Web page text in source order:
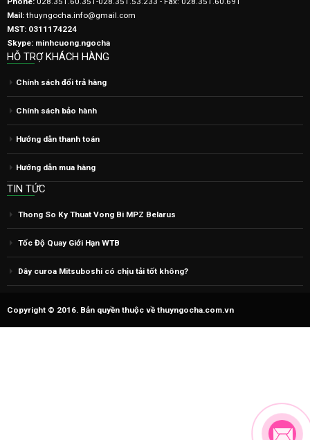
thuyngocha.info@gmail.com
HỖ TRỢ KHÁCH HÀNG
Chính sách đổi trả hàng
Chính sách bảo hành
Hướng dẫn thanh toán
Hướng dẫn mua hàng
TIN TỨC
Tốc Độ Quay Giới Hạn WTB
Dây curoa Mitsuboshi có chịu tải tốt không?
Copyright © 2016. Bản quyền thuộc về thuyngocha.com.vn